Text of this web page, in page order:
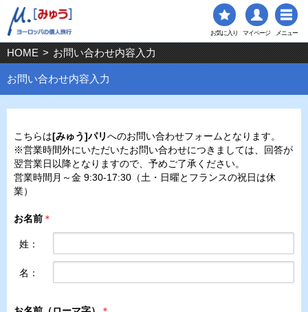
お気に入り マイページ メニュー
HOME > お問い合わせ内容入力
お問い合わせ内容入力
こちらは[みゅう]パリへのお問い合わせフォームとなります。
※営業時間外にいただいたお問い合わせにつきましては、回答が
翌営業日以降となりますので、予めご了承ください。
営業時間月～金 9:30-17:30（土・日曜とフランスの祝日は休
業）
お名前 ＊
姓：
名：